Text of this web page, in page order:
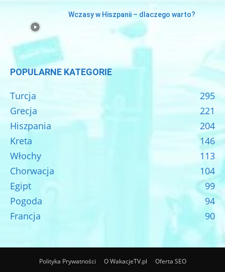
Wczasy w Hiszpanii – dlaczego warto?
POPULARNE KATEGORIE
Turcja
295
Grecja
221
Hiszpania
204
Kreta
146
Włochy
113
Chorwacja
104
Egipt
99
Pogoda
94
Francja
90
Polityka Prywatności O WakacjeTV.pl Oferta SEO